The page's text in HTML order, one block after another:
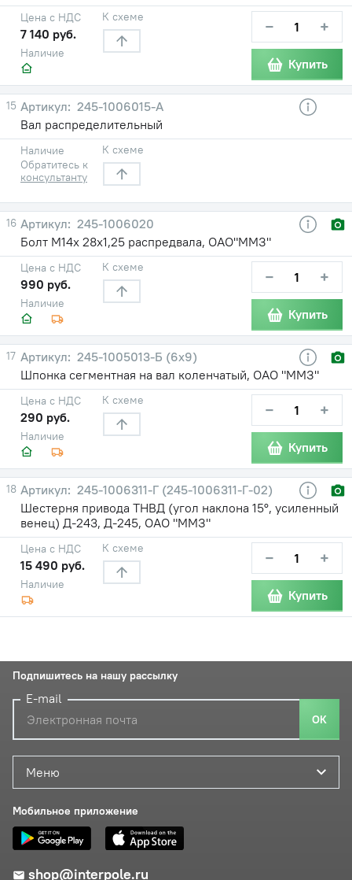
Наличие
Цена с НДС
7 140 руб.
К схеме − +
Купить
15
245-1006015-А
Вал распределительный
Наличие
Обратитесь к
консультанту
К схеме
16
245-1006020
Болт М14х 28х1,25 распредвала, ОАО"ММЗ"
Наличие
Цена с НДС
990 руб.
К схеме − +
Купить
17
245-1005013-Б (6х9)
Шпонка сегментная на вал коленчатый, ОАО "ММЗ"
Наличие
Цена с НДС
290 руб.
К схеме − +
Купить
18
245-1006311-Г (245-1006311-Г-02)
Шестерня привода ТНВД (угол наклона 15°, усиленный
венец) Д-243, Д-245, ОАО "ММЗ"
Наличие
Цена с НДС
15 490 руб.
К схеме − +
Купить
Меню
Мобильное приложение
shop@interpole.ru
Подпишитесь на нашу рассылку
E-mail
ОК